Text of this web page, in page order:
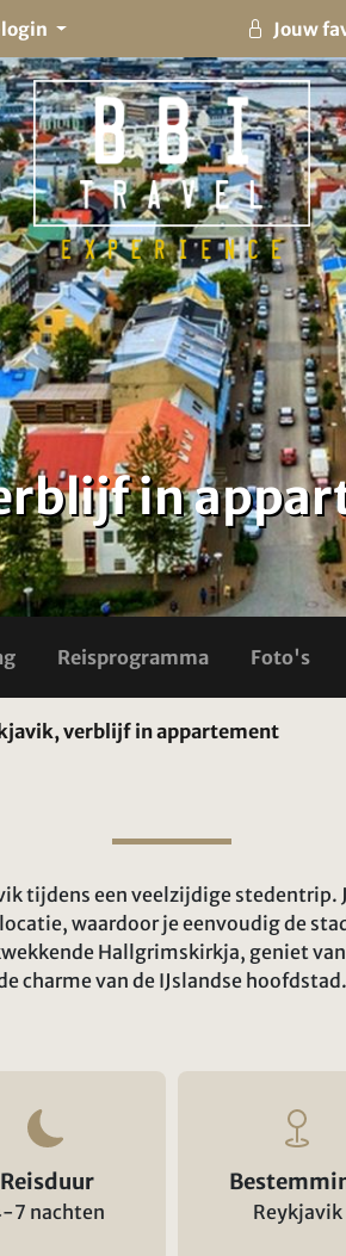
Jouw
in
Reisprogramma Foto's
verblijf in appartement
tijdens een veelzijdige
waardoor je eenvoudig de
Hallgrimskirkja, geniet
charme van de IJslandse hoofdstad.
Reisduur
7 nachten Reykjavik